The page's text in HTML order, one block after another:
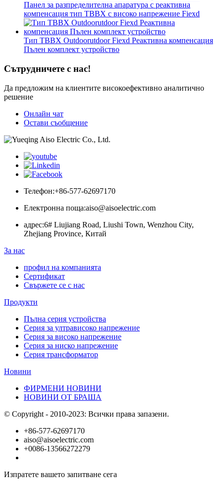
Панел за разпределителна апаратура с реактивна
компенсация тип TBBX с високо напрежение Fiexd
Тип TBBX Outdoorutdoor Fiexd Реактивна компенсация
Пълен комплект устройство
Сътрудничете с нас!
Да предложим на клиентите високоефективно аналитично
решение
Онлайн чат
Остави съобщение
Телефон:+86-577-62697170
Електронна поща:aiso@aisoelectric.com
адрес:6# Liujiang Road, Liushi Town, Wenzhou City,
Zhejiang Province, Китай
За нас
профил на компанията
Сертификат
Свържете се с нас
Продукти
Пълна серия устройства
Серия за ултрависоко напрежение
Серия за високо напрежение
Серия за ниско напрежение
Серия трансформатор
Новини
ФИРМЕНИ НОВИНИ
НОВИНИ ОТ БРАША
© Copyright - 2010-2023: Всички права запазени.
+86-577-62697170
aiso@aisoelectric.com
+0086-13566272279
Изпратете вашето запитване сега